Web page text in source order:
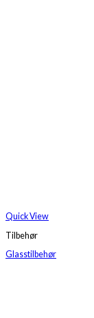
Quick View
Tilbehør
Glasstilbehør